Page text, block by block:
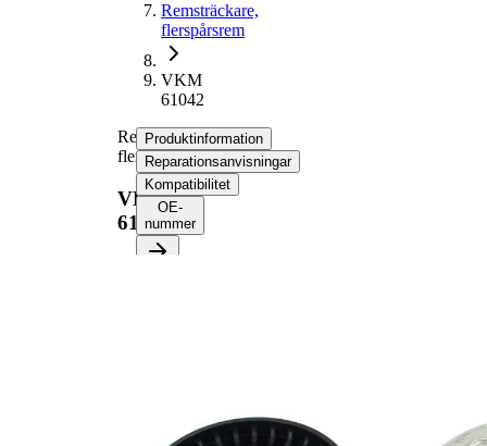
Remsträckare,
flerspårsrem
VKM
61042
Remsträckare,
flerspårsrem
VKM
61042
Produktinformation
Reparationsanvisningar
Kompatibilitet
OE-
nummer